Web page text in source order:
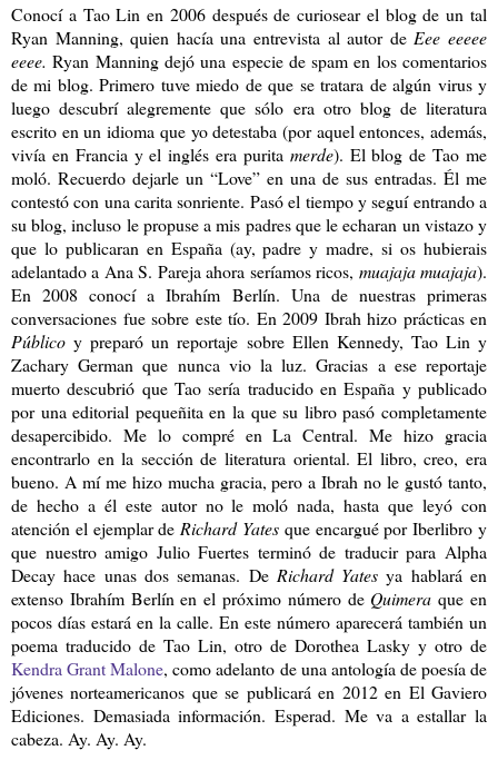
Conocí a Tao Lin en 2006 después de curiosear el blog de un tal
Ryan Manning, quien hacía una entrevista al autor de Eee eeeee
eeee.Ryan Manning dejó una especie de spam en los comentarios
de mi blog. Primero tuve miedo de que se tratara de algún virus y
luego descubrí alegremente que sólo era otro blog de literatura
escrito en un idioma que yo detestaba (por aquel entonces, además,
vivía en Francia y el inglés era purita merde). El blog de Tao me
moló. Recuerdo dejarle un “Love” en una de sus entradas. Él me
contestó con una carita sonriente. Pasó el tiempo y seguí entrando a
su blog, incluso le propuse a mis padres que le echaran un vistazo y
que lo publicaran en España (ay, padre y madre, si os hubierais
adelantado a Ana S. Pareja ahora seríamos ricos, muajaja muajaja).
En 2008 conocí a Ibrahím Berlín. Una de nuestras primeras
conversaciones fue sobre este tío. En 2009 Ibrah hizo prácticas en
Público y preparó un reportaje sobre Ellen Kennedy, Tao Lin y
Zachary German que nunca vio la luz. Gracias a ese reportaje
muerto descubrió que Tao sería traducido en España y publicado
por una editorial pequeñita en la que su libro pasó completamente
desapercibido. Me lo compré en La Central. Me hizo gracia
encontrarlo en la sección de literatura oriental. El libro, creo, era
bueno. A mí me hizo mucha gracia, pero a Ibrah no le gustó tanto,
de hecho a él este autor no le moló nada, hasta que leyó con
atención el ejemplar de Richard Yates que encargué por Iberlibro y
que nuestro amigo Julio Fuertes terminó de traducir para Alpha
Decay hace unas dos semanas. De Richard Yates ya hablará en
extenso Ibrahím Berlín en el próximo número de Quimeraque en
pocos días estará en la calle. En este número aparecerá también un
poema traducido de Tao Lin, otro de Dorothea Lasky y otro de
Kendra Grant Malone, como adelanto de una antología de poesía de
jóvenes norteamericanos que se publicará en 2012 en El Gaviero
Ediciones. Demasiada información. Esperad. Me va a estallar la
cabeza. Ay. Ay. Ay.